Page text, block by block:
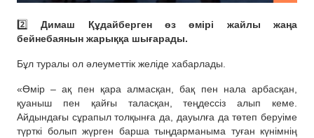
2️⃣Димаш Құдайберген өз өмірі жайлы жаңа
бейнебаянын жарыққа шығарады.
Бұл туралы ол әлеуметтік желіде хабарлады.
«Өмір – ақ пен қара алмасқан, бақ пен нала арбасқан,
қуаныш пен қайғы таласқан, теңдессіз алып кеме.
Айдындағы сұрапыл толқынға да, дауылға да төтеп беруіме
түрткі болып жүрген барша тыңдарманыма туған күнімнің